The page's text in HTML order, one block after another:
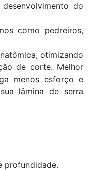
do
como pedreiros,
otimizando
de corte. Melhor
menos esforço e
lâmina de serra
profundidade.